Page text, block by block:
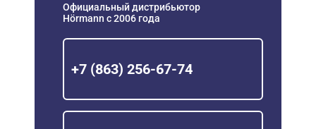
Официальный дистрибьютор
Hörmann с 2006 года
+7 (863) 256-67-74